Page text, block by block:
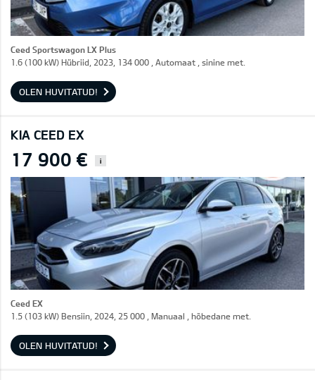
Ceed Sportswagon LX Plus
1.6 (100 kW) Hübriid, 2023, 134 000 , Automaat , sinine met.
OLEN HUVITATUD!
KIA CEED EX
17 900 € i
Ceed EX
1.5 (103 kW) Bensiin, 2024, 25 000 , Manuaal , hõbedane met.
OLEN HUVITATUD!